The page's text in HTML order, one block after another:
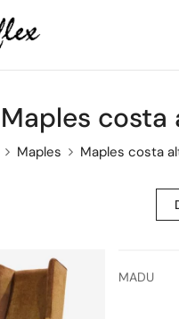
Maples costa
Maples Maples costa
MADU